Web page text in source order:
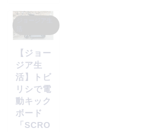
【ジョー
ジア生
活】トビ
リシで電
動キック
ボード
「SCRO